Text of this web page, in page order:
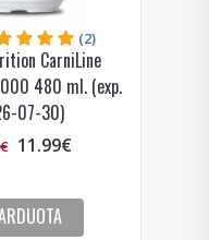
CarniLine
480 ml. (exp.
07-30)
(2)
11.99€